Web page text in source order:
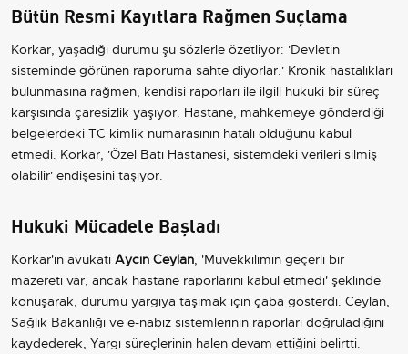
Bütün Resmi Kayıtlara Rağmen Suçlama
Korkar, yaşadığı durumu şu sözlerle özetliyor: 'Devletin
sisteminde görünen raporuma sahte diyorlar.' Kronik hastalıkları
bulunmasına rağmen, kendisi raporları ile ilgili hukuki bir süreç
karşısında çaresizlik yaşıyor. Hastane, mahkemeye gönderdiği
belgelerdeki TC kimlik numarasının hatalı olduğunu kabul
etmedi. Korkar, 'Özel Batı Hastanesi, sistemdeki verileri silmiş
olabilir' endişesini taşıyor.
Hukuki Mücadele Başladı
Korkar'ın avukatı Aycın Ceylan, 'Müvekkilimin geçerli bir
mazereti var, ancak hastane raporlarını kabul etmedi' şeklinde
konuşarak, durumu yargıya taşımak için çaba gösterdi. Ceylan,
Sağlık Bakanlığı ve e-nabız sistemlerinin raporları doğruladığını
kaydederek, Yargı süreçlerinin halen devam ettiğini belirtti.